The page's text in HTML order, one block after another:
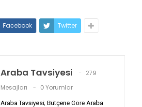
Facebook Twitter
Araba Tavsiyesi
279
Mesajları
0 Yorumlar
Araba Tavsiyesi; Bütçene Göre Araba